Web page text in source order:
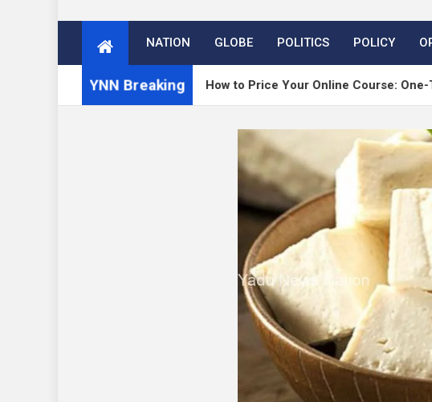
NATION GLOBE POLITICS POLICY
YNN Breaking
How to Price Your Online Course: One-Time vs